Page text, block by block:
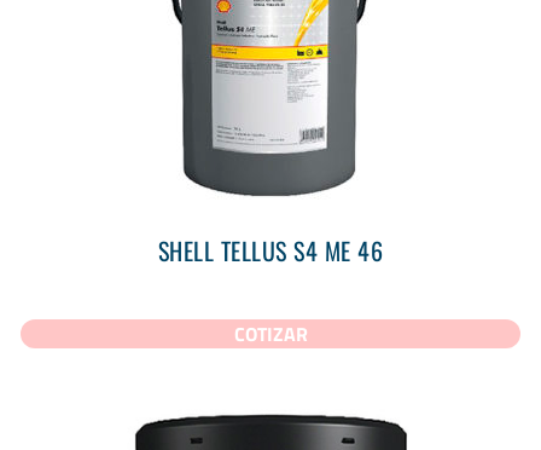
SHELL TELLUS S4 ME 46
COTIZAR